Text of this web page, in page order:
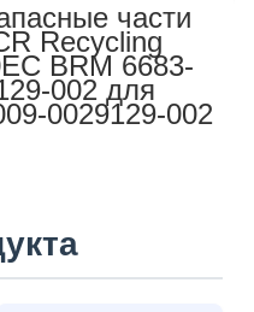
части
Recycling
BRM 6683-
002 для
0029129-002